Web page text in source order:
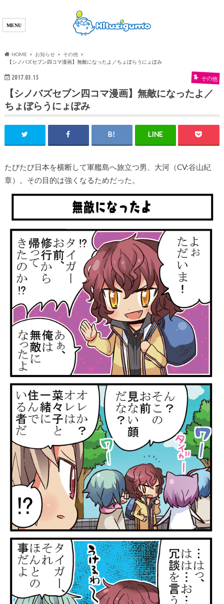
HOME お知らせ
その他
【シノバズセブン四コマ漫画】無敵になったよ／ちょぼらうにょぽみ
2017.03.15 その他
【シノバズセブン四コマ漫画】無敵になったよ／
ちょぼらうにょぽみ
たびたび日本を横断して軍艦島へ旅立つ男、大河（CV:谷山紀
章）。その目的は強くなるためだった。